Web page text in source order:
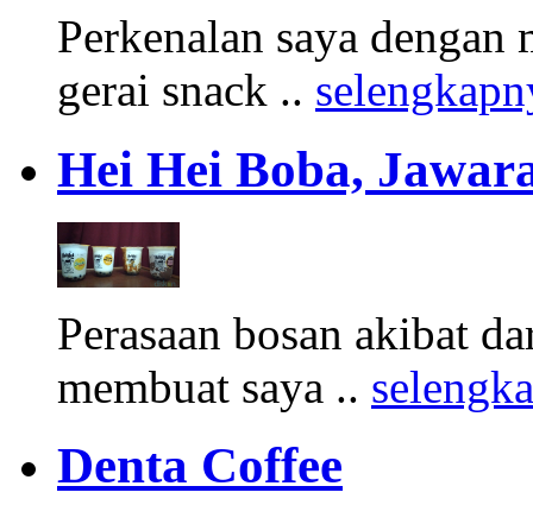
Perkenalan saya
gerai snack ..
Hei Hei Boba,
Perasaan bosan akibat
membuat saya ..
Denta Coffee